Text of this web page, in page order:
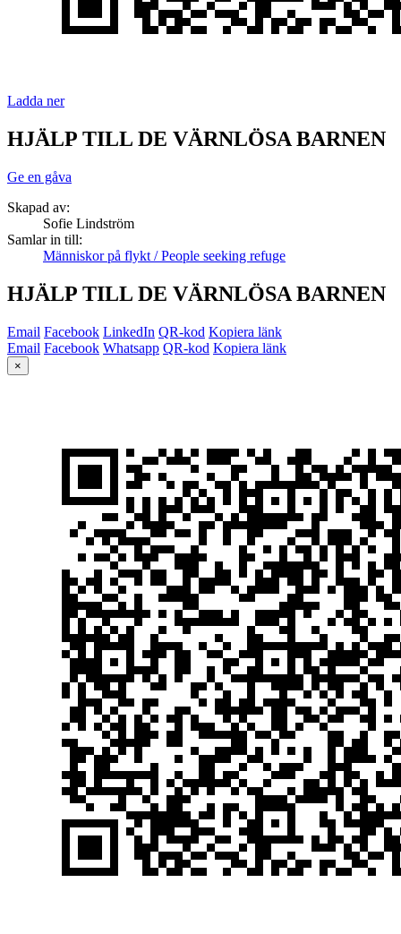
Ladda ner
HJÄLP TILL DE VÄRNLÖSA BARNEN
Ge en gåva
Skapad av:
Sofie Lindström
Samlar in till:
Människor på flykt / People seeking refuge
HJÄLP TILL DE VÄRNLÖSA BARNEN
Email Facebook LinkedIn QR-kod Kopiera länk
Email Facebook Whatsapp QR-kod Kopiera länk
×